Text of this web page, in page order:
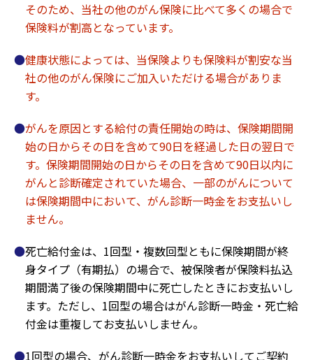
そのため、当社の他のがん保険に比べて多くの場合で
保険料が割高となっています。
健康状態によっては、当保険よりも保険料が割安な当
社の他のがん保険にご加入いただける場合がありま
す。
がんを原因とする給付の責任開始の時は、保険期間開
始の日からその日を含めて90日を経過した日の翌日で
す。保険期間開始の日からその日を含めて90日以内に
がんと診断確定されていた場合、一部のがんについて
は保険期間中において、がん診断一時金をお支払いし
ません。
死亡給付金は、1回型・複数回型ともに保険期間が終
身タイプ（有期払）の場合で、被保険者が保険料払込
期間満了後の保険期間中に死亡したときにお支払いし
ます。ただし、1回型の場合はがん診断一時金・死亡給
付金は重複してお支払いしません。
1回型の場合、がん診断一時金をお支払いしてご契約